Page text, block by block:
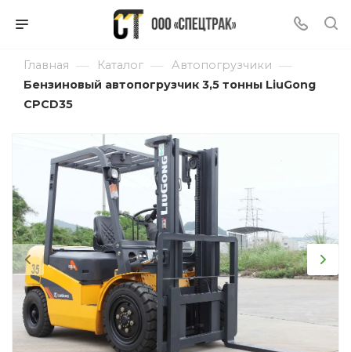
Главная — Каталог — Автопогрузчики —
Бензиновый автопогрузчик 3,5 тонны LiuGong
CPCD35